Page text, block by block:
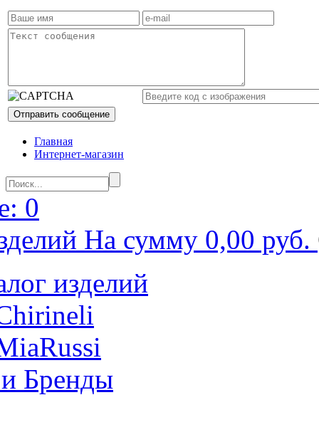
Главная
Интернет-магазин
0
На сумму 0,00 руб.
изделий
Бренды